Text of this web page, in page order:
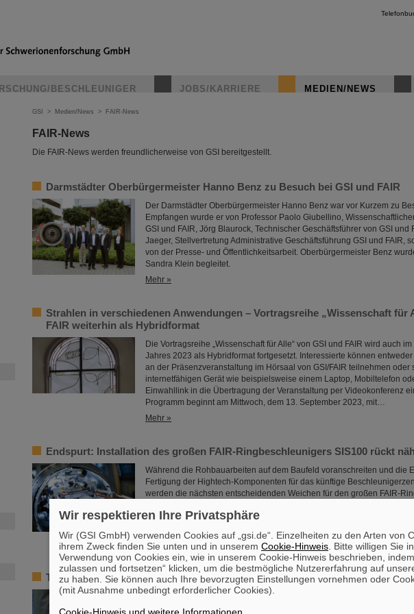
BESCHLEUNIGER JOBS/KARRIERE MEDIEN/NEWS
GSI > Medien/News > FAIR-News
FAIR-News
Die FAIR-News werden freundlicherweise von GSI bereitgestellt.
Darmstädter Oberbürgermeister Hanno Benz zu Besuch bei GSI und FAIR
Der Darmstädter Oberbürgermeister Hanno Benz war vor Kurzem zu
Empfangen wurde er von Professor Paolo Giubellino,
GSI und FAIR, Jörg Blaurock, Technischer Geschäftsführer von GSI und
Jaeger, Stellvertretung Administrative Geschäftsführung GSI und FAIR,
von der Presse- und Öffentlichkeitsarbeit. Oberbürgermeister Benz
Sandra Klein begleitet.
Mehr »
Strahlen in verschiedenen Anwendungen – Vortragsreihe „Wissenschaft für
FAIR weiterhin als Hybridformat
Die Vortragsreihe „Wissenschaft für Alle“ von GSI und FAIR wird auch
Jahres 2023 als Hybridformat fortgesetzt. Interessierte können
an der Präsenzveranstaltung im Hörsaal von GSI/FAIR teilnehmen oder
internetfähigen Gerät wie beispielsweise einem Laptop, Mobiltelefon
Einwahllink in die Übertragung der Veranstaltung per Videokonferenz
Programm beginnt am Mittwoch, dem 13. September 2023, mit…
Mehr »
Endspurt: Installation des großen FAIR-Ringbeschleunigers SIS100 rückt
Während die Rohbauarbeiten auf dem Baufeld voranschreiten und die
Fertigung der Hightech-Komponenten für das künftige
werden die nächsten entscheidenden Weichen für den großen FAIR-
wird vorbereitet, der Endspurt Richtung Installationsstart des SIS100 hat
Mehr »
Trauer um Bikash Sinha
FAIR und GSI trauern um einen herausragenden Wissenschaftler und
für das FAIR-Projekt. Der indische Physiker Bikash Sinha ist am 11.
Wir respektieren Ihre Privatsphäre
Wir (GSI GmbH) verwenden Cookies auf „gsi.de“. Einzelheiten zu den Arten von
ihrem Zweck finden Sie unten und in unserem Cookie-Hinweis . Bitte willigen Sie
Verwendung von Cookies ein, wie in unserem Cookie-Hinweis beschrieben,
zulassen und fortsetzen“ klicken, um die bestmögliche Nutzererfahrung auf
zu haben. Sie können auch Ihre bevorzugten Einstellungen vornehmen oder
(mit Ausnahme unbedingt erforderlicher Cookies).